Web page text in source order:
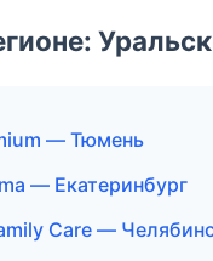
— Тюмень
— Екатеринбург
Care —